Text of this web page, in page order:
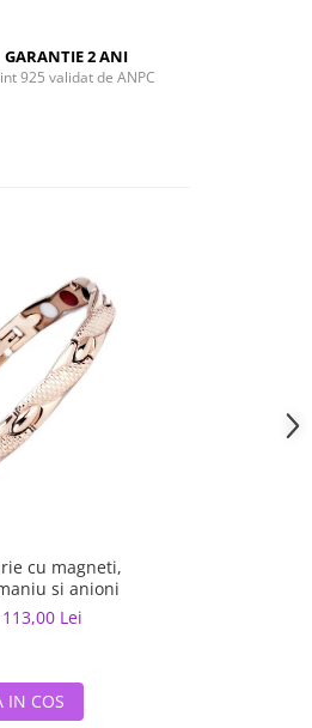
GARANTIE 2 ANI
925 validat de ANPC
cu magneti,
si anioni
113,00 Lei
IN COS